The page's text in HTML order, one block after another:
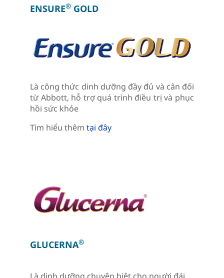
ENSURE® GOLD
Là công thức dinh dưỡng đầy đủ và cân đối
từ Abbott, hỗ trợ quá trình điều trị và phục
hồi sức khỏe
Tìm hiểu thêm tại đây
GLUCERNA®